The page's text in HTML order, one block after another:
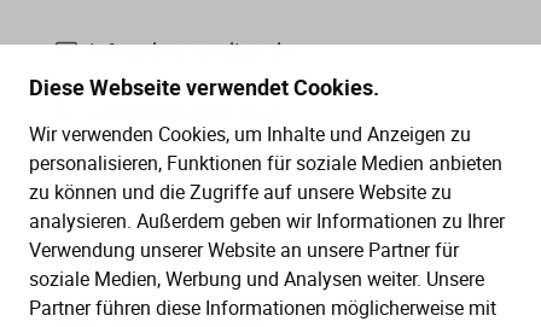
Diese Webseite verwendet Cookies.
Wir verwenden Cookies, um Inhalte und Anzeigen zu
personalisieren, Funktionen für soziale Medien anbieten
zu können und die Zugriffe auf unsere Website zu
analysieren. Außerdem geben wir Informationen zu Ihrer
Verwendung unserer Website an unsere Partner für
soziale Medien, Werbung und Analysen weiter. Unsere
Partner führen diese Informationen möglicherweise mit
info@dws-medien.de
Mo.–Do. 08:00–16:00 Uhr
Fr. 08:00–13:30 Uhr
SERVICE
Hilfe (FAQ)
KAUF UND BESTELLUNG